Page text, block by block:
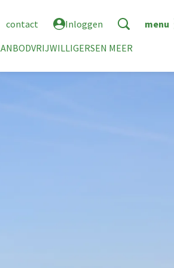
contact
Inloggen
VRIJWILLIGERSEN MEER
menu